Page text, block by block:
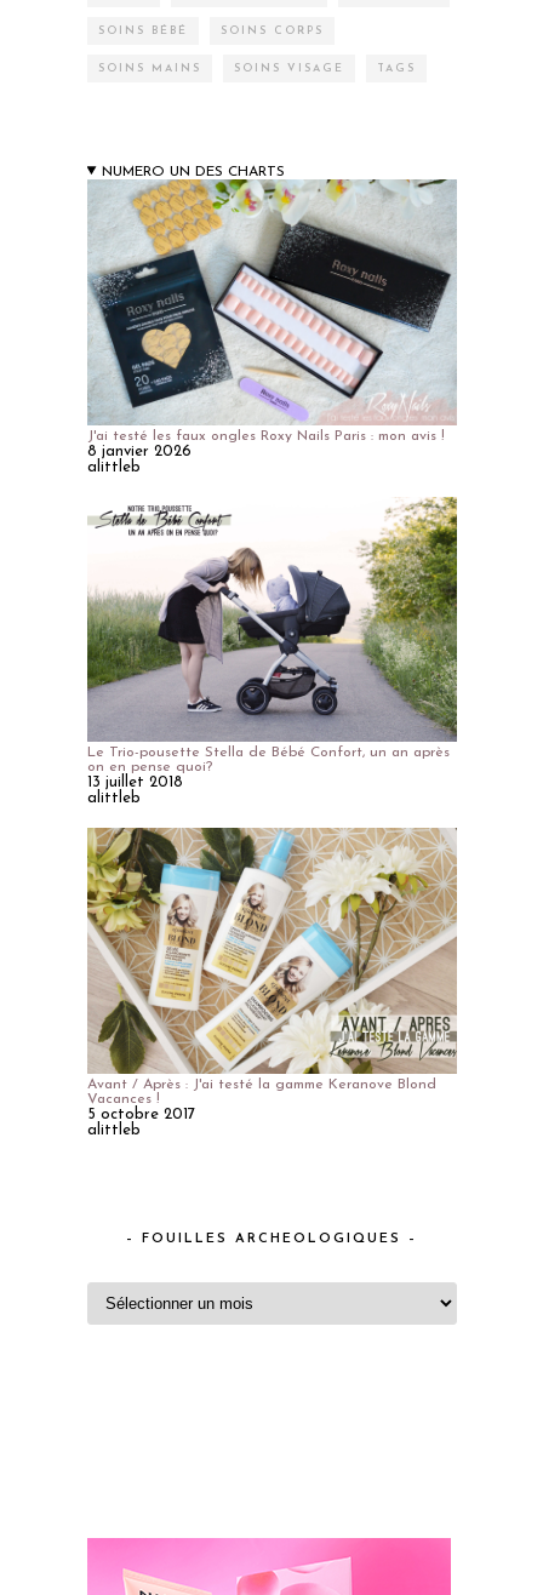
SOINS BÉBÉ SOINS CORPS
SOINS MAINS SOINS VISAGE TAGS
NUMERO UN DES CHARTS
J'ai testé les faux ongles Roxy Nails Paris : mon avis !
8 janvier 2026
alittleb
Le Trio-pousette Stella de Bébé Confort, un an après
on en pense quoi?
13 juillet 2018
alittleb
Avant / Après : J'ai testé la gamme Keranove Blond
Vacances !
5 octobre 2017
alittleb
– FOUILLES ARCHEOLOGIQUES –